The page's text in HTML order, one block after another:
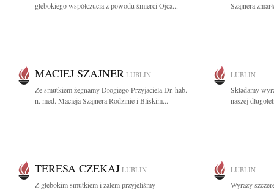
głębokiego współczucia z powodu śmierci Ojca...
Szajnera
MACIEJ SZAJNER LUBLIN
Ze smutkiem żegnamy Drogiego Przyjaciela Dr. hab.
n. med. Macieja Szajnera Rodzinie i Bliskim...
LUBLIN
Składamy
naszej
TERESA CZEKAJ LUBLIN
Z głębokim smutkiem i żalem przyjęliśmy
LUBLIN
Wyrazy